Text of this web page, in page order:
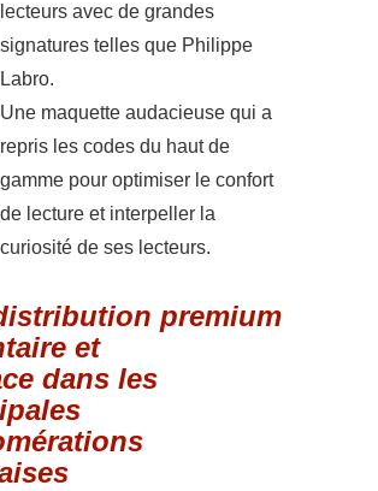
lecteurs avec de grandes
signatures telles que Philippe
Labro.
Une maquette audacieuse qui a
repris les codes du haut de
gamme pour optimiser le confort
de lecture et interpeller la
curiosité de ses lecteurs.
premium
et
dans les